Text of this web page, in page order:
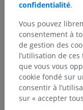
Système nerveux
Encéphale>
Hypothalamus
Structures sous-
Corps mamillaire
Récessus
Tuber cinereum
Hypophyse
confidentialité.
Vous pouvez
consentement à
de gestion des
l’utilisation de
que vous vous
cookie fondé sur
consentir à
sur « accepter